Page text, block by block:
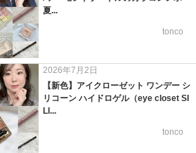
夏...
tonco
2026年7月2日
【新色】アイクローゼット ワンデー シ
リコーン ハイドロゲル（eye closet SI
LI...
tonco